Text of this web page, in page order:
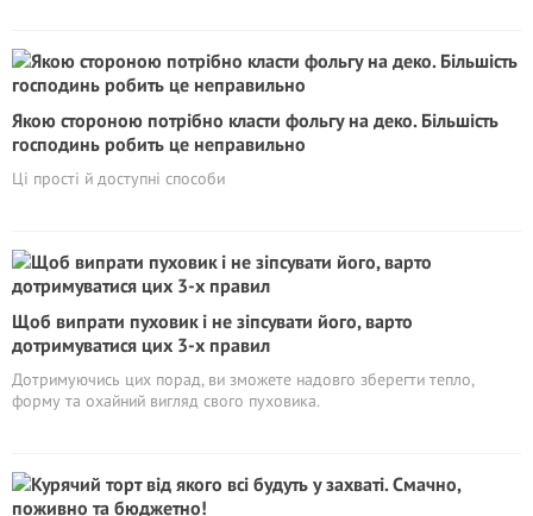
Якою стороною потрібно класти фольгу на деко. Більшість
господинь робить це неправильно
Ці прості й доступні способи
Щоб випрати пуховик і не зіпсувати його, варто
дотримуватися цих 3-х правил
Дотримуючись цих порад, ви зможете надовго зберегти тепло,
форму та охайний вигляд свого пуховика.